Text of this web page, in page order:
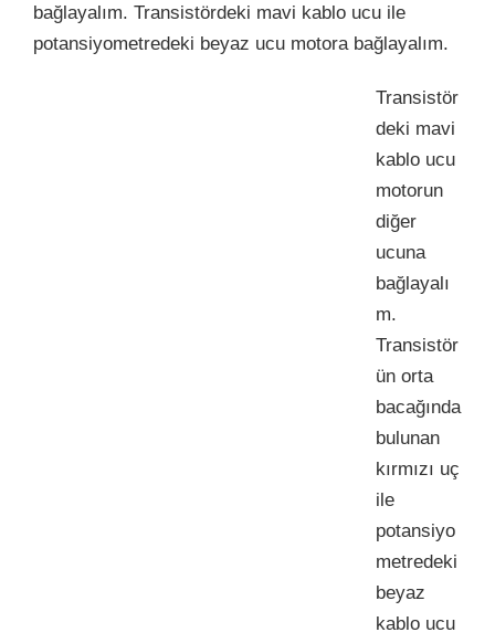
bağlayalım. Transistördeki mavi kablo ucu ile
potansiyometredeki beyaz ucu motora bağlayalım.
Transistör
deki mavi
kablo ucu
motorun
diğer
ucuna
bağlayalı
m.
Transistör
ün orta
bacağında
bulunan
kırmızı uç
ile
potansiyo
metredeki
beyaz
kablo ucu